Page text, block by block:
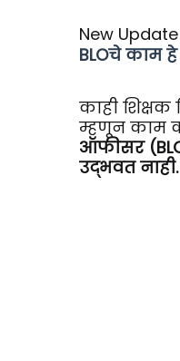
New
BLOचे काम
काही
म्हणून काम
ऑफीसर
उद्भवत नाही.